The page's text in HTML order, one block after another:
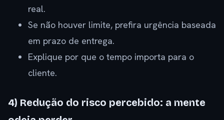
real.
Se não houver limite, prefira urgência baseada
em prazo de entrega.
Explique por que o tempo importa para o
cliente.
4) Redução do risco percebido: a mente